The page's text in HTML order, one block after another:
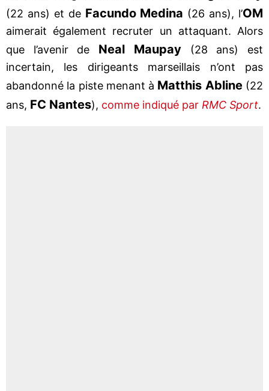
(22 ans) et de Facundo Medina (26 ans), l’OM
aimerait également recruter un attaquant. Alors
que l’avenir de Neal Maupay(28 ans) est
incertain, les dirigeants marseillais n’ont pas
abandonné la piste menant à Matthis Abline(22
ans, FC Nantes), comme indiqué par RMC Sport.